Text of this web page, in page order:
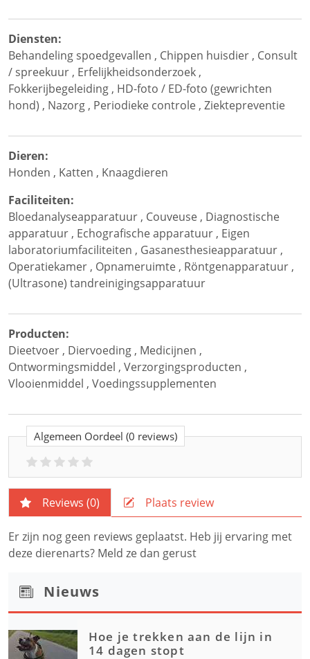
Diensten:
Behandeling spoedgevallen , Chippen huisdier , Consult
/ spreekuur , Erfelijkheidsonderzoek ,
Fokkerijbegeleiding , HD-foto / ED-foto (gewrichten
hond) , Nazorg , Periodieke controle , Ziektepreventie
Dieren:
Honden , Katten , Knaagdieren
Faciliteiten:
Bloedanalyseapparatuur , Couveuse , Diagnostische
apparatuur , Echografische apparatuur , Eigen
laboratoriumfaciliteiten , Gasanesthesieapparatuur ,
Operatiekamer , Opnameruimte , Röntgenapparatuur ,
(Ultrasone) tandreinigingsapparatuur
Producten:
Dieetvoer , Diervoeding , Medicijnen ,
Ontwormingsmiddel , Verzorgingsproducten ,
Vlooienmiddel , Voedingssupplementen
Algemeen Oordeel (0 reviews)
Reviews (0) Plaats review
Er zijn nog geen reviews geplaatst. Heb jij ervaring met
deze dierenarts? Meld ze dan gerust
Nieuws
Hoe je trekken aan de lijn in
14 dagen stopt